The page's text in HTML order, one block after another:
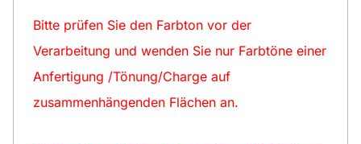
Bitte prüfen Sie den Farbton vor der
Verarbeitung und wenden Sie nur Farbtöne einer
Anfertigung /Tönung/Charge auf
zusammenhängenden Flächen an.